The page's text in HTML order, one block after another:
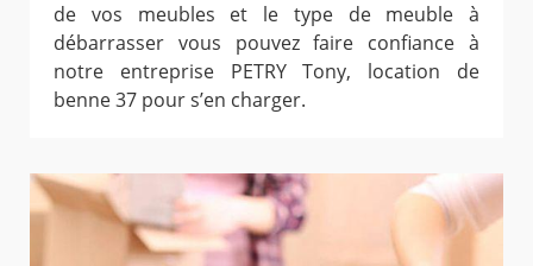
de vos meubles et le type de meuble à
débarrasser vous pouvez faire confiance à
notre entreprise PETRY Tony, location de
benne 37 pour s’en charger.